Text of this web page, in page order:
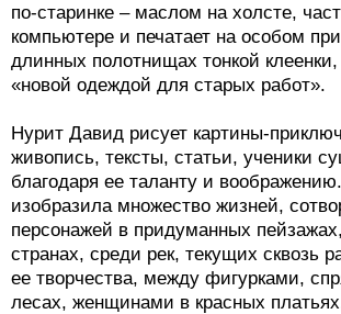
по-старинке – маслом на холсте,
компьютере и печатает на особом
длинных полотнищах тонкой
«новой одеждой для старых работ».
Нурит Давид рисует картины-
живопись, тексты, статьи, ученики
благодаря ее таланту и
изобразила множество жизней,
персонажей в придуманных
странах, среди рек, текущих сквозь
ее творчества, между фигурками,
лесах, женщинами в красных